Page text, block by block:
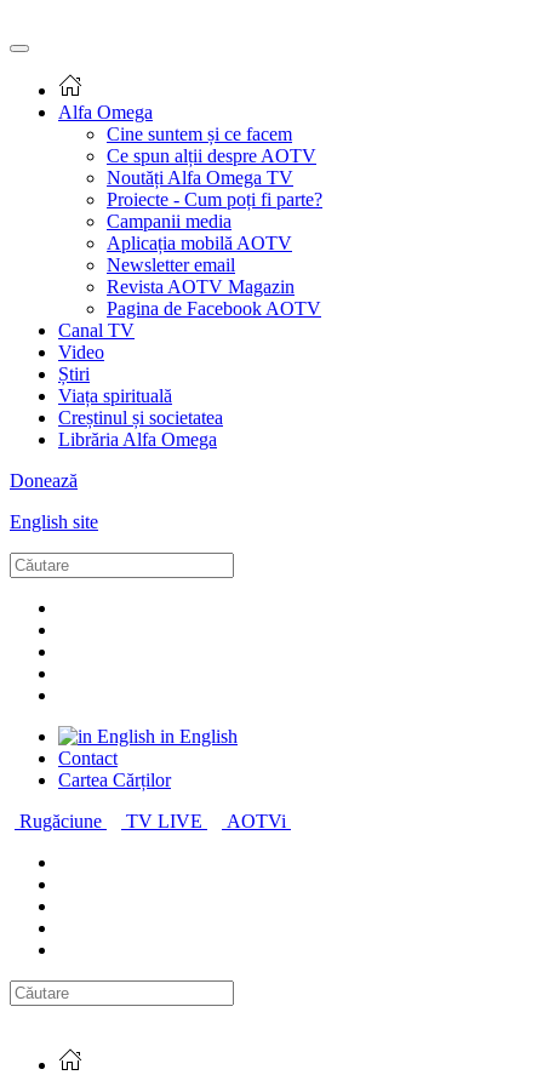
Alfa Omega
Cine suntem și ce facem
Ce spun alții despre AOTV
Noutăți Alfa Omega TV
Proiecte - Cum poți fi parte?
Campanii media
Aplicația mobilă AOTV
Newsletter email
Revista AOTV Magazin
Pagina de Facebook AOTV
Canal TV
Video
Știri
Viața spirituală
Creștinul și societatea
Librăria Alfa Omega
Donează
English site
in English
Contact
Cartea Cărților
Rugăciune
TV LIVE AOTVi